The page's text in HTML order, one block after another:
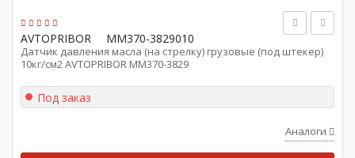
AVTOPRIBOR ММ370-3829010
Датчик давления масла (на стрелку) грузовые (под штекер)
10кг/см2 AVTOPRIBOR ММ370-3829
Под заказ
Аналоги